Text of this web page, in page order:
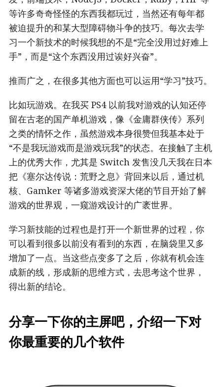
等许多奇奇怪怪的东西我都玩过，当然还有每年都
被迫提升的和某大型障碍物斗争的技巧。每次去学
习一个新技术的时候我想的不是“完全没用过好难上
手”，而是“这个东西没用过诶好兴奋”。
推而广之，在很多其他方面也可以运用“学习”技巧。
比如玩游戏。在我买 PS4 以前我对游戏的认知还停
留在古老的国产单机游戏，像《金庸群侠传》系列
之类的情怀之作，虽然游戏本身很赞但我基本处于
“不是我玩游戏而是游戏玩我”的状态。在接触了主机
上的优秀大作，尤其是 Switch 发售没几天我在日本
把《塞尔达传说：荒野之息》背回来以后，通过机
核、Gamker 等诸多游戏资深大佬的节目开始了解
游戏的世界观，一窥游戏设计的广袤世界。
学习新技能的过程也是打开一个新世界的过程，你
可以看到很多以前没有看到的东西，在脑袋里又多
增加了一点。当这些点变多了之后，你就有机会连
成新的线，形成新的思维方式，去思考这个世界，
得出新的结论。
分享一下你的主屏吧，介绍一下对
你最重要的几个软件